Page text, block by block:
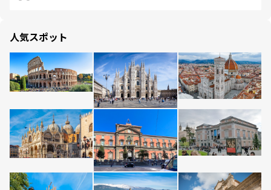
人気スポット